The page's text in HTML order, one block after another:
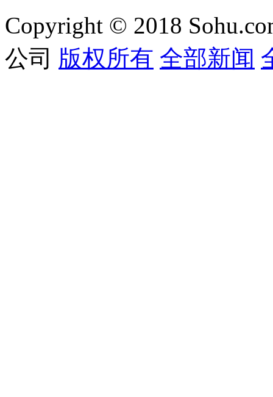
Copyright © 2018
公司 版权所有 全部新闻